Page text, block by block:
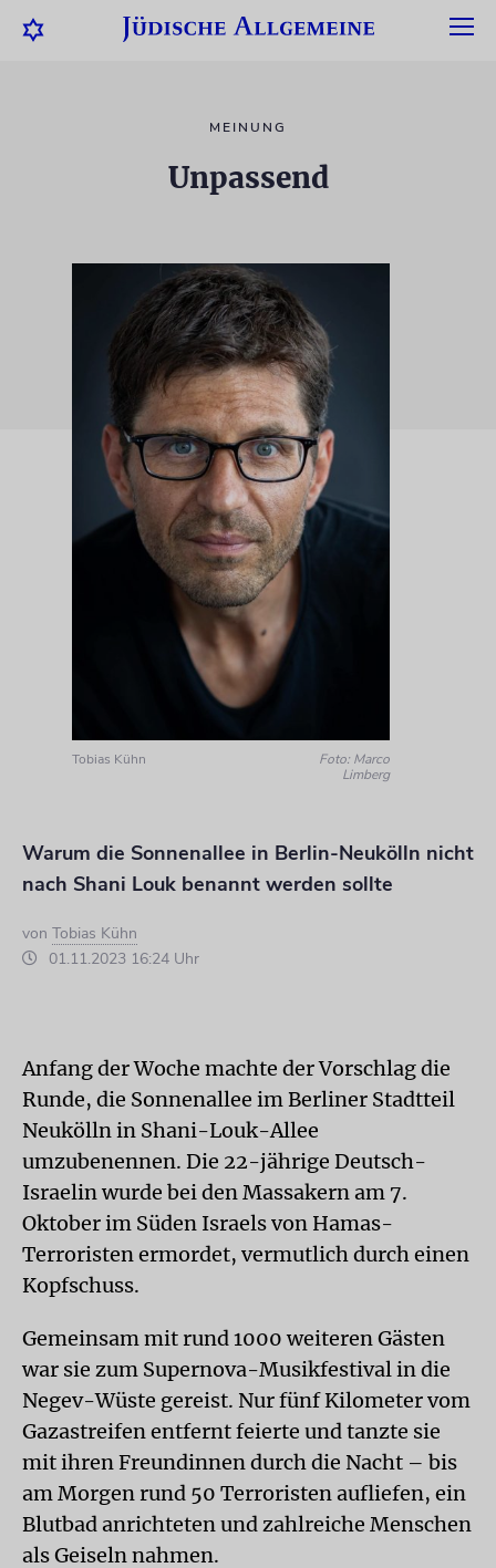
MEINUNG
Unpassend
Tobias Kühn
Foto: Marco
Limberg
Warum die Sonnenallee in Berlin-Neukölln nicht
nach Shani Louk benannt werden sollte
von Tobias Kühn
01.11.2023 16:24 Uhr
Anfang der Woche machte der Vorschlag die
Runde, die Sonnenallee im Berliner Stadtteil
Neukölln in Shani-Louk-Allee
umzubenennen. Die 22-jährige Deutsch-
Israelin wurde bei den Massakern am 7.
Oktober im Süden Israels von Hamas-
Terroristen ermordet, vermutlich durch einen
Kopfschuss.
Gemeinsam mit rund 1000 weiteren Gästen
war sie zum Supernova-Musikfestival in die
Negev-Wüste gereist. Nur fünf Kilometer vom
Gazastreifen entfernt feierte und tanzte sie
mit ihren Freundinnen durch die Nacht – bis
am Morgen rund 50 Terroristen aufliefen, ein
Blutbad anrichteten und zahlreiche Menschen
als Geiseln nahmen.